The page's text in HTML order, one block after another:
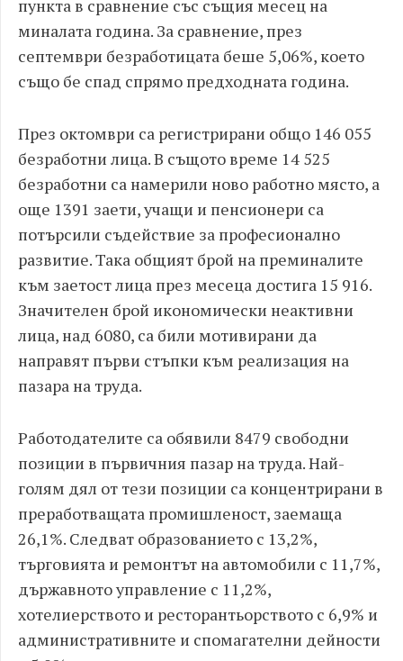
пункта в сравнение със същия месец на
миналата година. За сравнение, през
септември безработицата беше 5,06%, което
също бе спад спрямо предходната година.
През октомври са регистрирани общо 146 055
безработни лица. В същото време 14 525
безработни са намерили ново работно място, а
още 1391 заети, учащи и пенсионери са
потърсили съдействие за професионално
развитие. Така общият брой на преминалите
към заетост лица през месеца достига 15 916.
Значителен брой икономически неактивни
лица, над 6080, са били мотивирани да
направят първи стъпки към реализация на
пазара на труда.
Работодателите са обявили 8479 свободни
позиции в първичния пазар на труда. Най-
голям дял от тези позиции са концентрирани в
преработващата промишленост, заемаща
26,1%. Следват образованието с 13,2%,
търговията и ремонтът на автомобили с 11,7%,
държавното управление с 11,2%,
хотелиерството и ресторантьорството с 6,9% и
административните и спомагателни дейности